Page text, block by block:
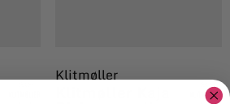
Klitmøller